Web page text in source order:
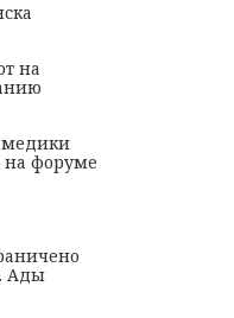
на
на форуме
Ады